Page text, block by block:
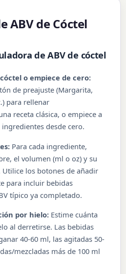
ABV de Cóctel
de ABV de cóctel
o empiece de cero:
de preajuste (Margarita,
para rellenar
receta clásica, o empiece a
desde cero.
Para cada ingrediente,
el volumen (ml o oz) y su
Utilice los botones de añadir
para incluir bebidas
típico ya completado.
por hielo: Estime cuánta
al derretirse. Las bebidas
40-60 ml, las agitadas 50-
mezcladas más de 100 ml